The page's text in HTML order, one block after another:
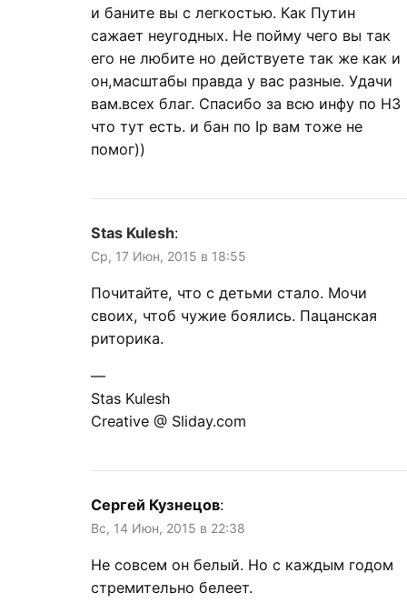
и баните вы с легкостью. Как Путин
сажает неугодных. Не пойму чего вы так
его не любите но действуете так же как и
он,масштабы правда у вас разные. Удачи
вам.всех благ. Спасибо за всю инфу по НЗ
что тут есть. и бан по Ip вам тоже не
помог))
Stas Kulesh:
Ср, 17 Июн, 2015 в 18:55
Почитайте, что с детьми стало. Мочи
своих, чтоб чужие боялись. Пацанская
риторика.
—
Stas Kulesh
Creative @ Sliday.com
Сергей Кузнецов:
Вс, 14 Июн, 2015 в 22:38
Не совсем он белый. Но с каждым годом
стремительно белеет.